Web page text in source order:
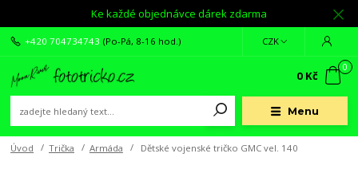
Ke každé objednávce dárek zdarma
Menu
CZK
+420 704734743 (Po-Pá, 8-16 hod.)
0
0 Kč
Úvod Trička Armáda Dětské vojenské tričko GMC vel. 140